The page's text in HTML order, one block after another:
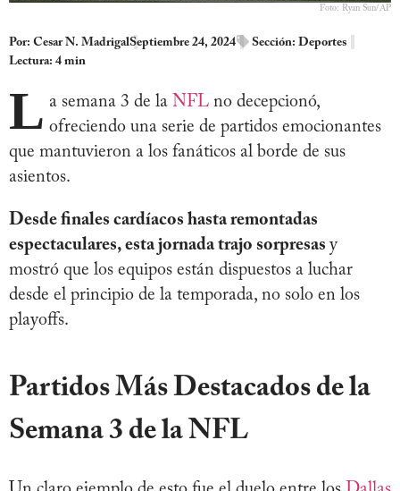
Foto: Ryan Sun/AP
Por: Cesar N. MadrigalSeptiembre 24, 2024 Sección: Deportes
Lectura: 4 min
L a semana 3 de la NFL no decepcionó,
ofreciendo una serie de partidos emocionantes
que mantuvieron a los fanáticos al borde de sus
asientos.
Desde finales cardíacos hasta remontadas
espectaculares, esta jornada trajo sorpresas y
mostró que los equipos están dispuestos a luchar
desde el principio de la temporada, no solo en los
playoffs.
Partidos Más Destacados de la
Semana 3 de la NFL